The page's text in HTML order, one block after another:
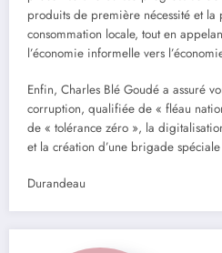
produits de première nécessité et la
consommation locale, tout en
l’économie informelle vers
Enfin, Charles Blé Goudé a assuré
corruption, qualifiée de « fléau
de « tolérance zéro », la
et la création d’une brigade
Durandeau